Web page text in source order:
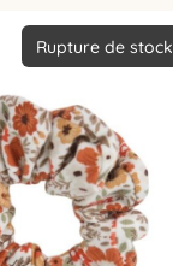
Rupture de stock